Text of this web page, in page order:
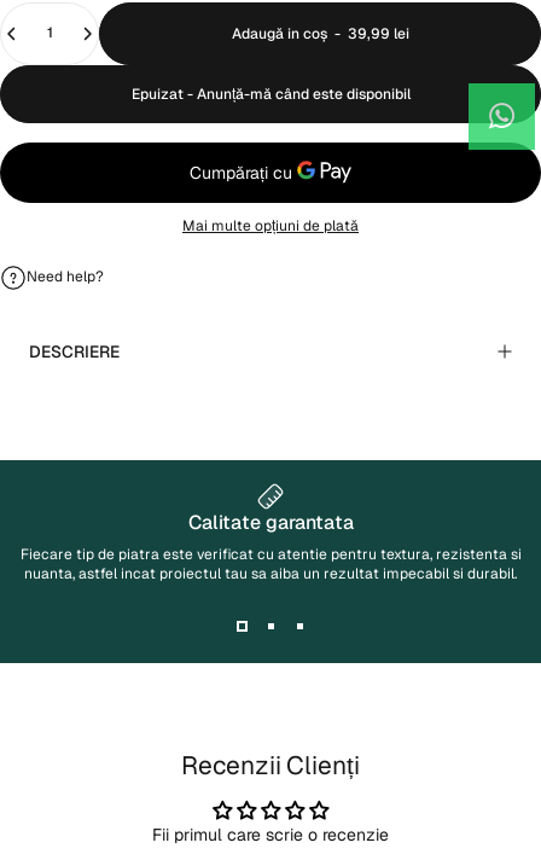
Cantitate
Adaugă in coş- 39,99 lei
Epuizat - Anunță-mă când este disponibil
Mai multe opțiuni de plată
Need help?
DESCRIERE
Calitategarantata
Fiecare tip de piatra este verificat cu atentie pentru textura, rezistenta si
nuanta, astfel incat proiectul tau sa aiba un rezultat impecabil si durabil.
Recenzii Clienți
Fii primul care scrie o recenzie